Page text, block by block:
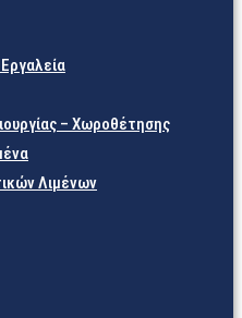
– Χωροθέτησης
Λιμένων